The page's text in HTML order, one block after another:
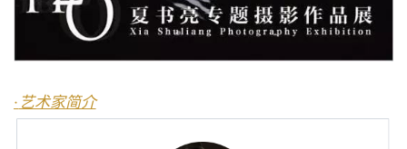
· 艺术家简介